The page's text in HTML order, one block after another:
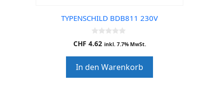
TYPENSCHILD BDB811 230V
0
o
o
f
5
CHF 4.62 inkl. 7.7% MwSt.
In den Warenkorb